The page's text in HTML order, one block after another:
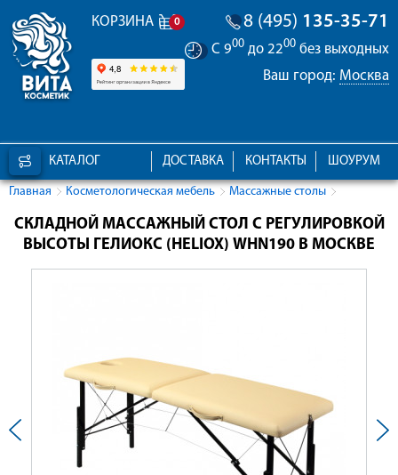
КОРЗИНА 0 8 (495) 135-35-71
С 900 до 2200 без выходных
Ваш город: Москва
КАТАЛОГ ШОУРУМ
КОНТАКТЫ
ДОСТАВКА
Главная Косметологическая мебель Массажные столы
СКЛАДНОЙ МАССАЖНЫЙ СТОЛ С РЕГУЛИРОВКОЙ
ВЫСОТЫ ГЕЛИОКС (HELIOX) WHN190 В МОСКВЕ